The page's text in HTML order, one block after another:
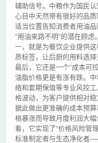
辅助信号。中粮作为国民
心目中天然带有很好的品
适当位置告知消费者用油
“用油来路不明”的潜在顾
一，就是为餐饮企业提供
质标签，让后厨的用料选择
最后，它还是一个“成本可
油脂价格更是有涨有跌。
络和套期保值等专业风控
格波动，为客户提供相对
据此做出更准确的成本预
格暴涨而导致月度利润大
看，它实现了“价格风险管
标准制定者与生态净化者